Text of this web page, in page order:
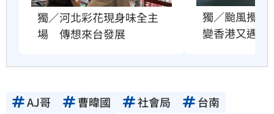
獨／河北彩花現身味全主
場　傳想來台發展
獨／颱風攪局
變香港又遇故
AJ哥 曹暐國 社會局
台南